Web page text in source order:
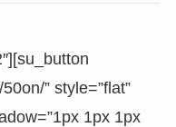
” style=”flat”
1px 1px